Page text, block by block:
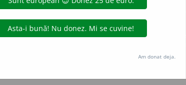
© 2004-2026 dexonline (https://dexonline.ro)
acest site, inclusiv prin orice metode de extragere automată
scris, cu excepția seturilor de date oferite oficial spre utilizare
Hosterion
Am donat deja.